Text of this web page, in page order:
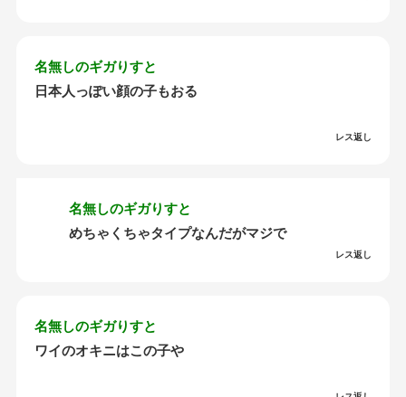
名無しのギガりすと
日本人っぽい顔の子もおる
レス返し
名無しのギガりすと
めちゃくちゃタイプなんだがマジで
レス返し
名無しのギガりすと
ワイのオキニはこの子や